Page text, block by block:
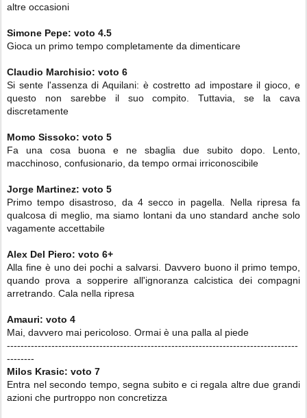
altre occasioni
Simone Pepe: voto 4.5
Gioca un primo tempo completamente da dimenticare
Claudio Marchisio: voto 6
Si sente l'assenza di Aquilani: è costretto ad impostare il gioco, e
questo non sarebbe il suo compito. Tuttavia, se la cava
discretamente
Momo Sissoko: voto 5
Fa una cosa buona e ne sbaglia due subito dopo. Lento,
macchinoso, confusionario, da tempo ormai irriconoscibile
Jorge Martinez: voto 5
Primo tempo disastroso, da 4 secco in pagella. Nella ripresa fa
qualcosa di meglio, ma siamo lontani da uno standard anche solo
vagamente accettabile
Alex Del Piero: voto 6+
Alla fine è uno dei pochi a salvarsi. Davvero buono il primo tempo,
quando prova a sopperire all'ignoranza calcistica dei compagni
arretrando. Cala nella ripresa
Amauri: voto 4
Mai, davvero mai pericoloso. Ormai è una palla al piede
-------------------------------------------------------------------------------------
--------
Milos Krasic: voto 7
Entra nel secondo tempo, segna subito e ci regala altre due grandi
azioni che purtroppo non concretizza